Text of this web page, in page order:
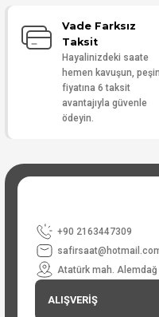
Vade Farksız
Taksit
Hayalinizdeki saate
hemen kavuşun, peşin
fiyatına 6 taksit
avantajıyla güvenle
ödeyin.
+90 2163447309
Atatürk mah.
ALIŞVERİŞ